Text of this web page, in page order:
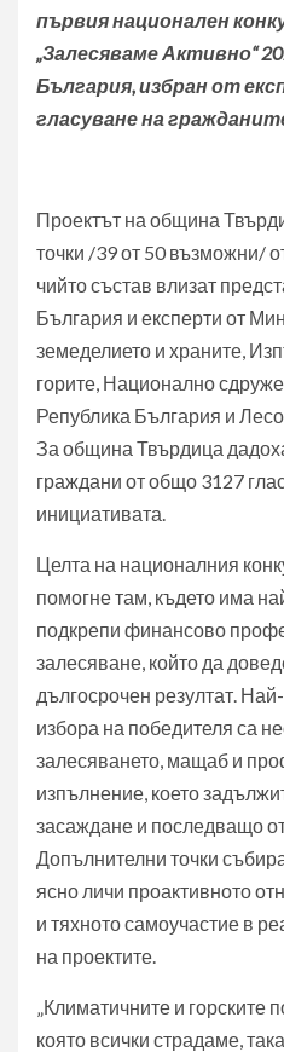
първия национален
„Залесяваме Активно“
България, избран от
гласуване на
Проектът на община
точки /39 от 50 възможни/
чийто състав влизат
България и експерти от
земеделието и храните,
горите, Национално
Република България и
За община Твърдица
граждани от общо 3127
инициативата.
Целта на националния
помогне там, където има
подкрепи финансово
залесяване, който да
дългосрочен резултат.
избора на победителя са
залесяването, мащаб и
изпълнение, което
засаждане и последващо
Допълнителни точки
ясно личи проактивното
и тяхното самоучастие в
на проектите.
„Климатичните и горските
която всички страдаме,